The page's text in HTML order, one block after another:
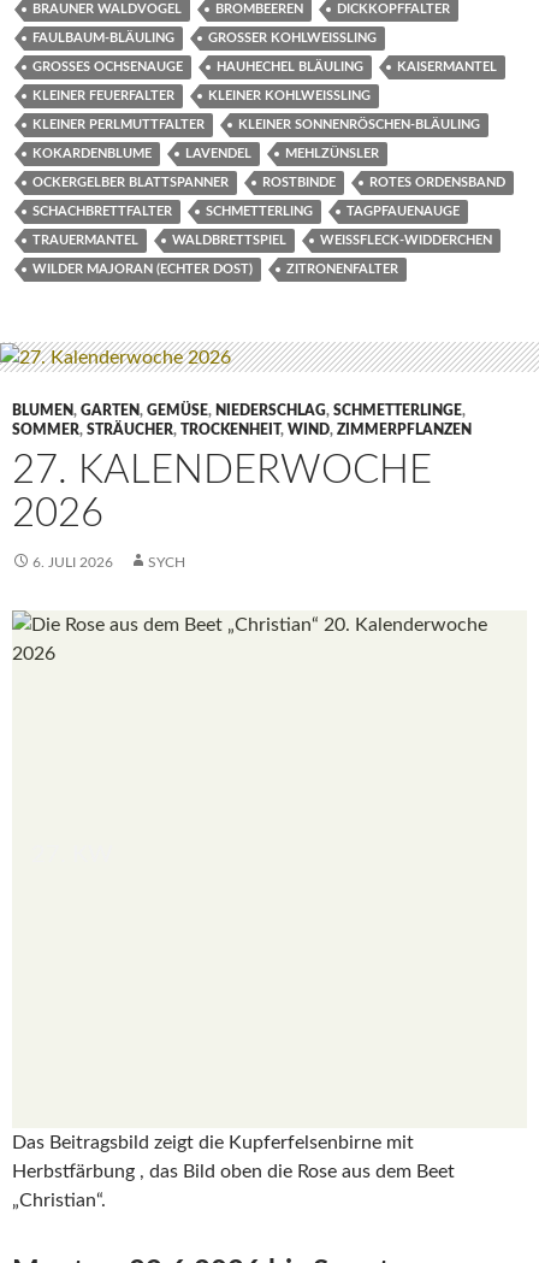
BRAUNER WALDVOGEL BROMBEEREN DICKKOPFFALTER
FAULBAUM-BLÄULING GROSSER KOHLWEISSLING
GROSSES OCHSENAUGE HAUHECHEL BLÄULING KAISERMANTEL
KLEINER FEUERFALTER KLEINER KOHLWEISSLING
KLEINER PERLMUTTFALTER KLEINER SONNENRÖSCHEN-BLÄULING
KOKARDENBLUME LAVENDEL MEHLZÜNSLER
OCKERGELBER BLATTSPANNER ROSTBINDE ROTES ORDENSBAND
SCHACHBRETTFALTER SCHMETTERLING TAGPFAUENAUGE
TRAUERMANTEL WALDBRETTSPIEL WEISSFLECK-WIDDERCHEN
WILDER MAJORAN (ECHTER DOST) ZITRONENFALTER
BLUMEN, GARTEN, GEMÜSE, NIEDERSCHLAG, SCHMETTERLINGE,
SOMMER, STRÄUCHER, TROCKENHEIT, WIND, ZIMMERPFLANZEN
27. KALENDERWOCHE
2026
6. JULI 2026 SYCH
Das Beitragsbild zeigt die Kupferfelsenbirne mit
Herbstfärbung , das Bild oben die Rose aus dem Beet
„Christian“.